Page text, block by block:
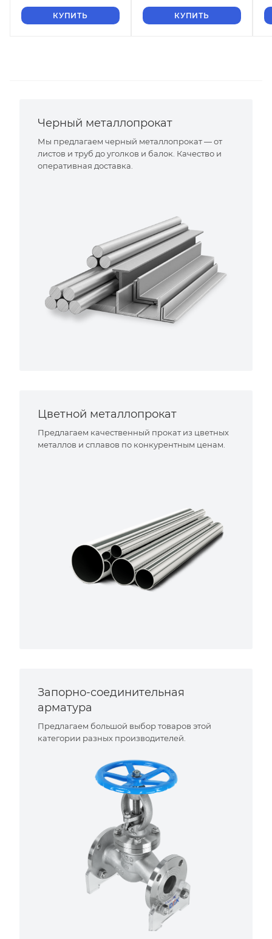
КУПИТЬ КУПИТЬ
Черный металлопрокат
Мы предлагаем черный металлопрокат — от
листов и труб до уголков и балок. Качество и
оперативная доставка.
Цветной металлопрокат
Предлагаем качественный прокат из цветных
металлов и сплавов по конкурентным ценам.
Запорно-соединительная
арматура
Предлагаем большой выбор товаров этой
категории разных производителей.